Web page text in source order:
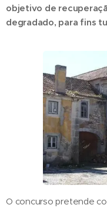
objetivo de
degradado, para fins
O concurso pretende